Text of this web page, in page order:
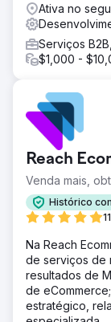
Ativa no
Serviços
$1,000 -
Reach
Venda mais,
Histórico
Na Reach
de serviços de
resultados de
de
estratégico,